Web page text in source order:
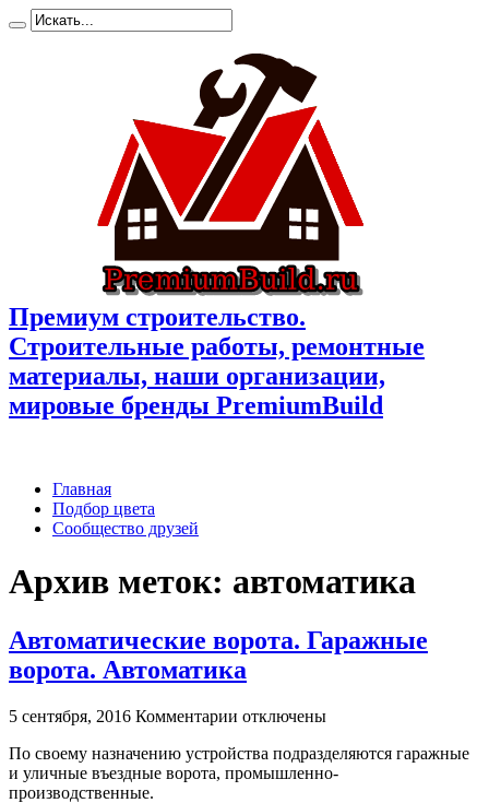
Премиум cтроительство.
Cтроительные работы, ремонтные
материалы, наши организации,
мировые бренды PremiumBuild
Главная
Подбор цвета
Сообщество друзей
Архив меток: автоматика
Автоматические ворота. Гаражные
ворота. Автоматика
5 сентября, 2016 Комментарии к
Автоматические
ворота.
отключены
По своему назначению устройства подразделяются гаражные
и уличные въездные ворота, промышленно-
производственные.